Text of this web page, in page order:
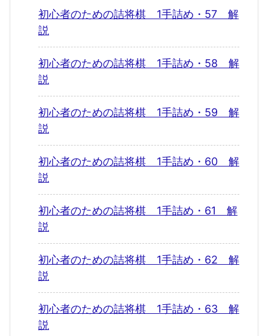
初心者のための詰将棋 1手詰め・57 解
説
初心者のための詰将棋 1手詰め・58 解
説
初心者のための詰将棋 1手詰め・59 解
説
初心者のための詰将棋 1手詰め・60 解
説
初心者のための詰将棋 1手詰め・61 解
説
初心者のための詰将棋 1手詰め・62 解
説
初心者のための詰将棋 1手詰め・63 解
説